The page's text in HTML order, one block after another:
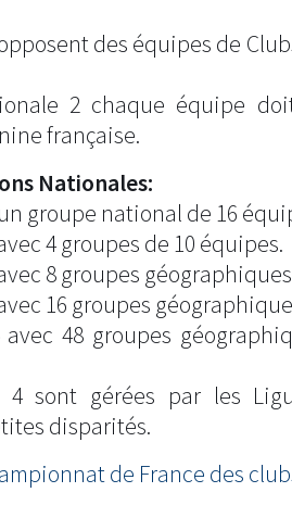
des équipes de
2 chaque équipe
française.
Nationales:
groupe national de 16
4 groupes de 10 équipes.
8 groupes
16 groupes
avec 48 groupes
4 sont gérées par les
disparités.
de France des